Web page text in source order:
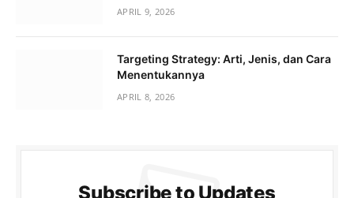
APRIL 9, 2026
Targeting Strategy: Arti, Jenis, dan Cara
Menentukannya
APRIL 8, 2026
Subscribe to Updates